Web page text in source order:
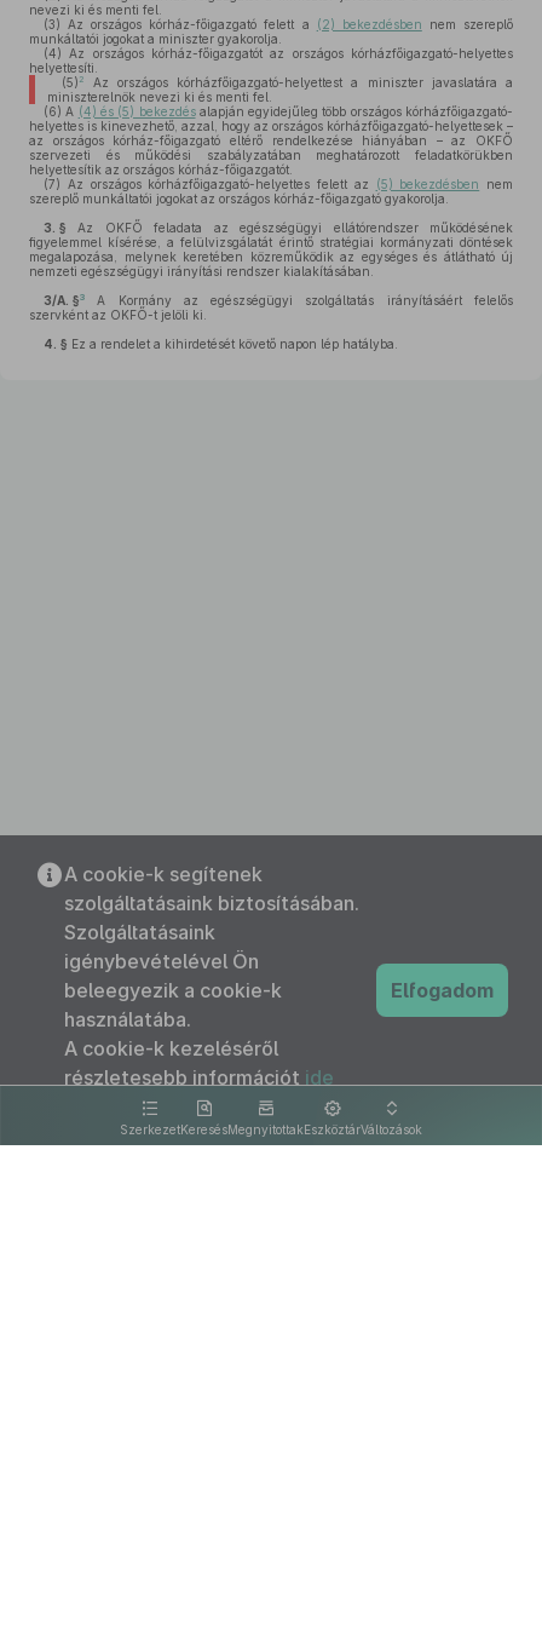
nevezi ki és menti fel.
(3) Az országos kórház-főigazgató felett a (2) bekezdésben nem szereplő
munkáltatói jogokat a miniszter gyakorolja.
(4) Az országos kórház-főigazgatót az országos kórházfőigazgató-helyettes
helyettesíti.
(5) 2
Az országos kórházfőigazgató-helyettest a miniszter javaslatára a
miniszterelnök nevezi ki és menti fel.
(6) A (4) és (5) bekezdésalapján egyidejűleg több országos kórházfőigazgató-
helyettes is kinevezhető, azzal, hogy az országos kórházfőigazgató-helyettesek –
az országos kórház-főigazgató eltérő rendelkezése hiányában – az OKFŐ
szervezeti és működési szabályzatában meghatározott feladatkörükben
helyettesítik az országos kórház-főigazgatót.
(7) Az országos kórházfőigazgató-helyettes felett az (5) bekezdésben
nem
szereplő munkáltatói jogokat az országos kórház-főigazgató gyakorolja.
3. § Az OKFŐ feladata az egészségügyi ellátórendszer működésének
figyelemmel kísérése, a felülvizsgálatát érintő stratégiai kormányzati döntések
megalapozása, melynek keretében közreműködik az egységes és átlátható új
nemzeti egészségügyi irányítási rendszer kialakításában.
3/A. §3
A Kormány az egészségügyi szolgáltatás irányításáért felelős
szervként az OKFŐ-t jelöli ki.
4. § Ez a rendelet a kihirdetését követő napon lép hatályba.
SzerkezetKeresésMegnyitottakEszköztárVáltozások
A cookie-k segítenek
szolgáltatásaink biztosításában.
Szolgáltatásaink
igénybevételével Ön
beleegyezik a cookie-k
használatába.
A cookie-k kezeléséről
részletesebb információt ide
kattintva olvashat.
Elfogadom